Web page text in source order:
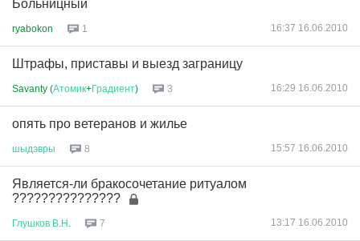
Больницный
ryabokon 1 16:37 16.06.2010
Штрафы, приставы и выезд заграницу
Savanty (Атомик+Градиент) 3 16:29 16.06.2010
опять про ветеранов и жилье
шыдэвры 8 15:57 16.06.2010
Является-ли бракосочетание ритуалом
???????????????
Глушков В Н 7 13:17 16.06.2010